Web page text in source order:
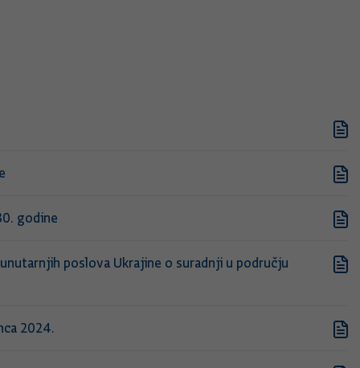
godine
poslova Ukrajine o suradnji u području
2024.